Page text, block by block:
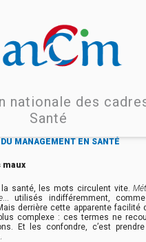
nationale des
Santé
MANAGEMENT EN SANTÉ
maux
la santé, les mots circulent vite.
… utilisés indifféremment,
derrière cette apparente facilité
complexe : ces termes ne
Et les confondre, c’est